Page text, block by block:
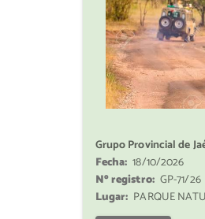
Grupo Provincial de
Fecha: 18/10/2026
Nº registro: GP-71/26
Lugar: PARQUE